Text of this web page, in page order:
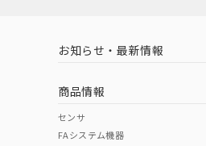
中国 RoHS 注意事項・凡例
中国 RoHS表
（イギリス
（ノルウェー
お知らせ・最新情報
商品情報
センサ
FAシステム機器